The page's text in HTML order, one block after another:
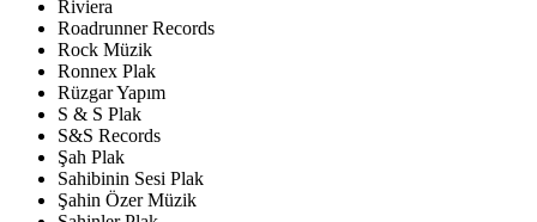
Riviera
Roadrunner Records
Rock Müzik
Ronnex Plak
Rüzgar Yapım
S & S Plak
S&S Records
Şah Plak
Sahibinin Sesi Plak
Şahin Özer Müzik